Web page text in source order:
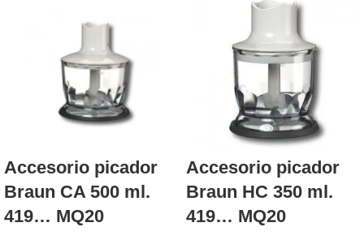
Accesorio picador
Braun CA 500 ml.
419… MQ20
Accesorio picador
Braun HC 350 ml.
419… MQ20